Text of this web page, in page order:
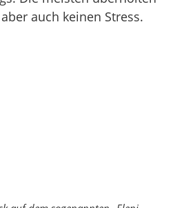
auch keinen Stress.